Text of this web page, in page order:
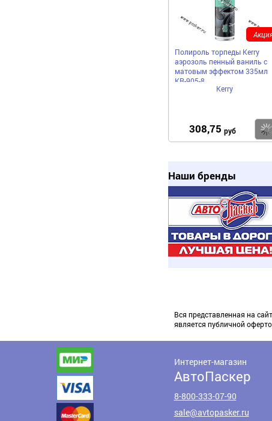
Полироль торпеды Kerry
аэрозоль пенный ваниль с
матовым эффектом 335мл
KR-905-8
Kerry
308,75 руб
Наши бренды
Вся представленная на
является публичной
Интернет-магазин
АвтоПаскер
8-800-333-07-90
sale@avtopasker.ru